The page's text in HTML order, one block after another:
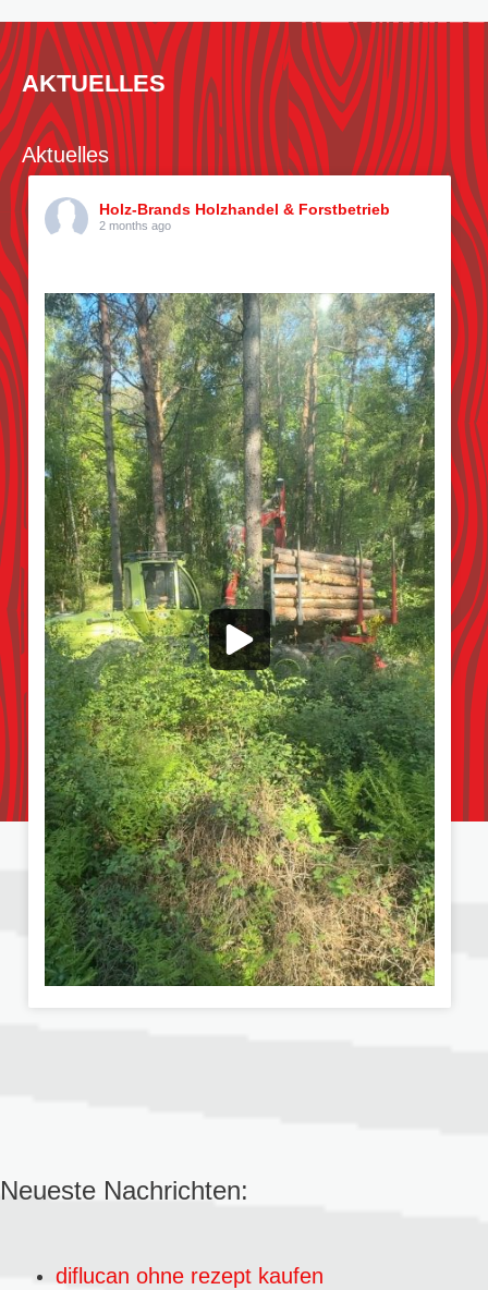
AKTUELLES
Aktuelles
Holz-Brands Holzhandel & Forstbetrieb
2 months ago
Neueste Nachrichten:
diflucan ohne rezept kaufen